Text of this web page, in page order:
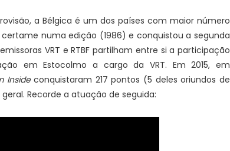
a Bélgica é um dos países com maior número
numa edição (1986) e conquistou a segunda
VRT e RTBF partilham entre si a participação
em Estocolmo a cargo da VRT. Em 2015, em
Insideconquistaram 217 pontos (5 deles oriundos de
Recorde a atuação de seguida: